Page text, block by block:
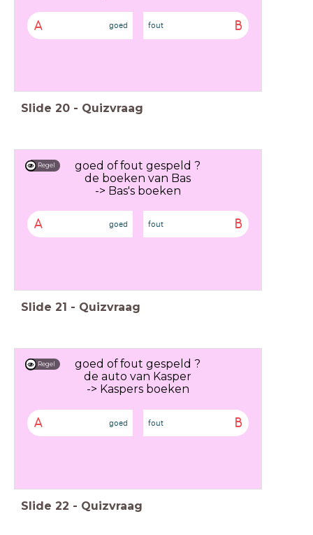
A goed B
fout
Slide 20 - Quizvraag
goed of fout gespeld ?
de boeken van Bas
-> Bas's boeken
Regel
A goed B
fout
Slide 21 - Quizvraag
goed of fout gespeld ?
de auto van Kasper
-> Kaspers boeken
Regel
A goed B
fout
Slide 22 - Quizvraag